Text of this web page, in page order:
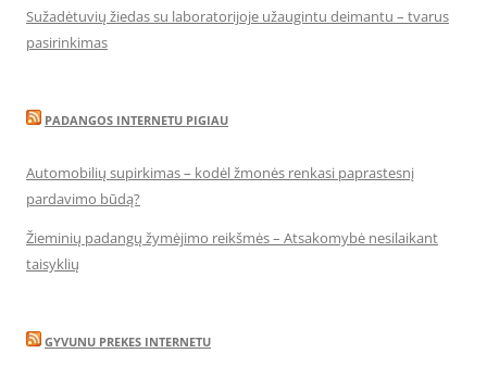
Sužadėtuvių žiedas su laboratorijoje užaugintu deimantu – tvarus
pasirinkimas
PADANGOS INTERNETU PIGIAU
Automobilių supirkimas – kodėl žmonės renkasi paprastesnį
pardavimo būdą?
Žieminių padangų žymėjimo reikšmės – Atsakomybė nesilaikant
taisyklių
GYVUNU PREKES INTERNETU